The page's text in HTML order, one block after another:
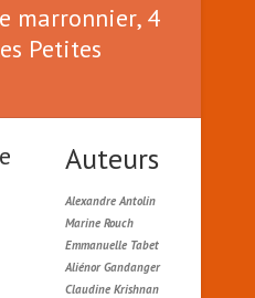
marronnier, 4
Petites
Auteurs
Alexandre Antolin
Marine Rouch
Emmanuelle Tabet
Aliénor Gandanger
Claudine Krishnan